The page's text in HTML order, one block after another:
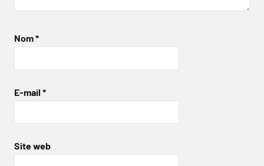
Nom*
E-mail *
Site web